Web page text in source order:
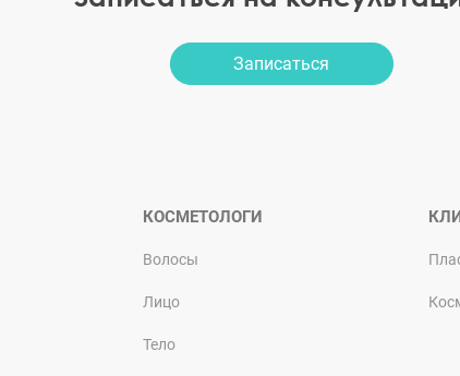
Записаться
КОСМЕТОЛОГИ
Волосы
Лицо
Тело